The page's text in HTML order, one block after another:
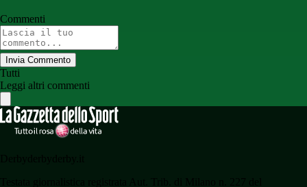
Commenti
Invia Commento
Tutti
Leggi altri commenti